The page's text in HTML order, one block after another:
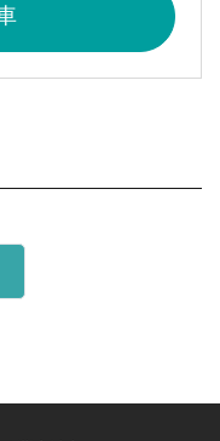
面鏟花參數檢測技術